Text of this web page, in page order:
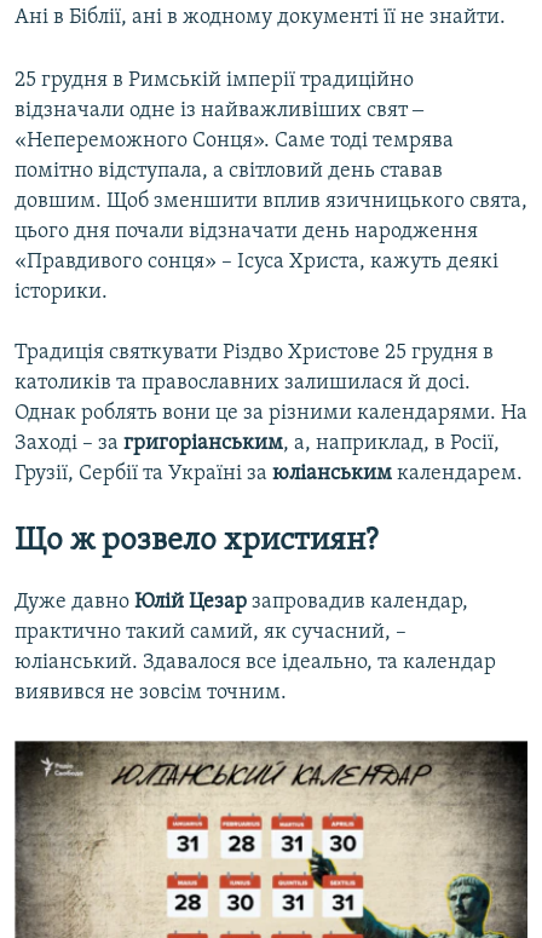
Ані в Біблії, ані в жодному документі її не знайти.
25 грудня в Римській імперії традиційно
відзначали одне із найважливіших свят ‒
«Непереможного Сонця». Саме тоді темрява
помітно відступала, а світловий день ставав
довшим. Щоб зменшити вплив язичницького свята,
цього дня почали відзначати день народження
«Правдивого сонця» – Ісуса Христа, кажуть деякі
історики.
Традиція святкувати Різдво Христове 25 грудня в
католиків та православних залишилася й досі.
Однак роблять вони це за різними календарями. На
Заході – за григоріанським, а, наприклад, в Росії,
Грузії, Сербії та Україні за юліанським календарем.
Що ж розвело християн?
Дуже давно Юлій Цезар запровадив календар,
практично такий самий, як сучасний, –
юліанський. Здавалося все ідеально, та календар
виявився не зовсім точним.